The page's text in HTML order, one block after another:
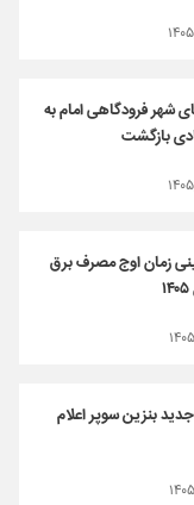
۱۷
شهر فرودگاهی امام به
بازگشت
۱۷
زمان اوج مصرف برق
۱۶
بنزین سوپر اعلام
۱۶